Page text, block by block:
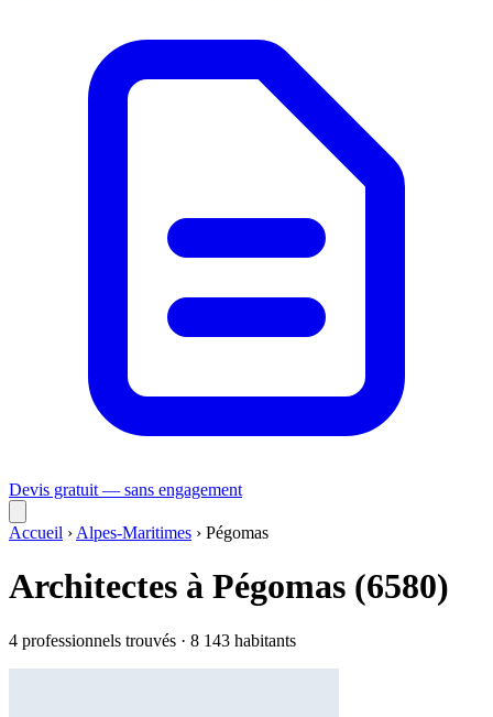
Devis gratuit — sans engagement
Accueil › Alpes-Maritimes › Pégomas
Architectes à Pégomas (6580)
4 professionnels trouvés · 8 143 habitants